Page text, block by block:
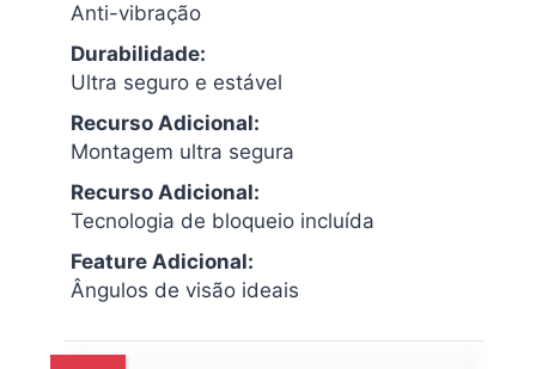
Anti-vibração
Durabilidade:
Ultra seguro e estável
Recurso Adicional:
Montagem ultra segura
Recurso Adicional:
Tecnologia de bloqueio incluída
Feature Adicional:
Ângulos de visão ideais